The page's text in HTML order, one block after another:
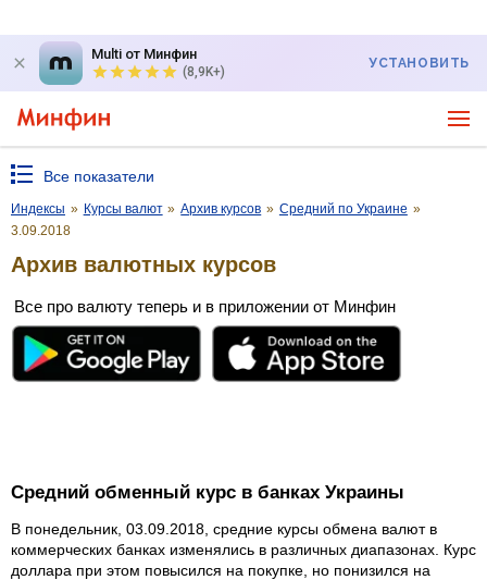
Multi от Минфин
(8,9K+)
УСТАНОВИТЬ
Все показатели
Индексы » Курсы валют » Архив курсов » Средний по Украине »
3.09.2018
Архив валютных курсов
Все про валюту теперь и в приложении от Минфин
Средний обменный курс в банках Украины
В понедельник, 03.09.2018, средние курсы обмена валют в
коммерческих банках изменялись в различных диапазонах. Курс
доллара при этом повысился на покупке, но понизился на